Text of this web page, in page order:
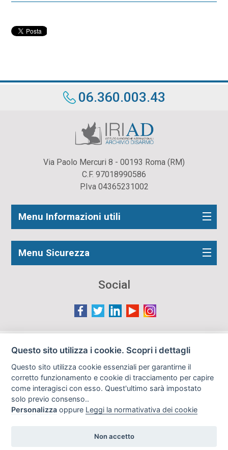
06.360.003.43
Via Paolo Mercuri 8 - 00193 Roma (RM)
C.F. 97018990586
P.Iva 04365231002
Menu Informazioni utili
Menu Sicurezza
Social
Le immagini presenti nel sito sono in parte reperite da
gli autori o i soggetti ritratti fossero contrari al loro utilizzo
in questa sede, l'Istituto, ove opportuno, provvederà a
rimuoverle previa richiesta all'indirizzo email:
info@archiviodisarmo.it
Copyright 2019
Questo sito utilizza i cookie. Scopri i dettagli
Questo sito utilizza cookie essenziali per garantirne il
corretto funzionamento e cookie di tracciamento per capire
come interagisci con esso. Quest'ultimo sarà impostato
solo previo consenso..
Personalizza oppure Leggi la normativativa dei cookie
Non accetto